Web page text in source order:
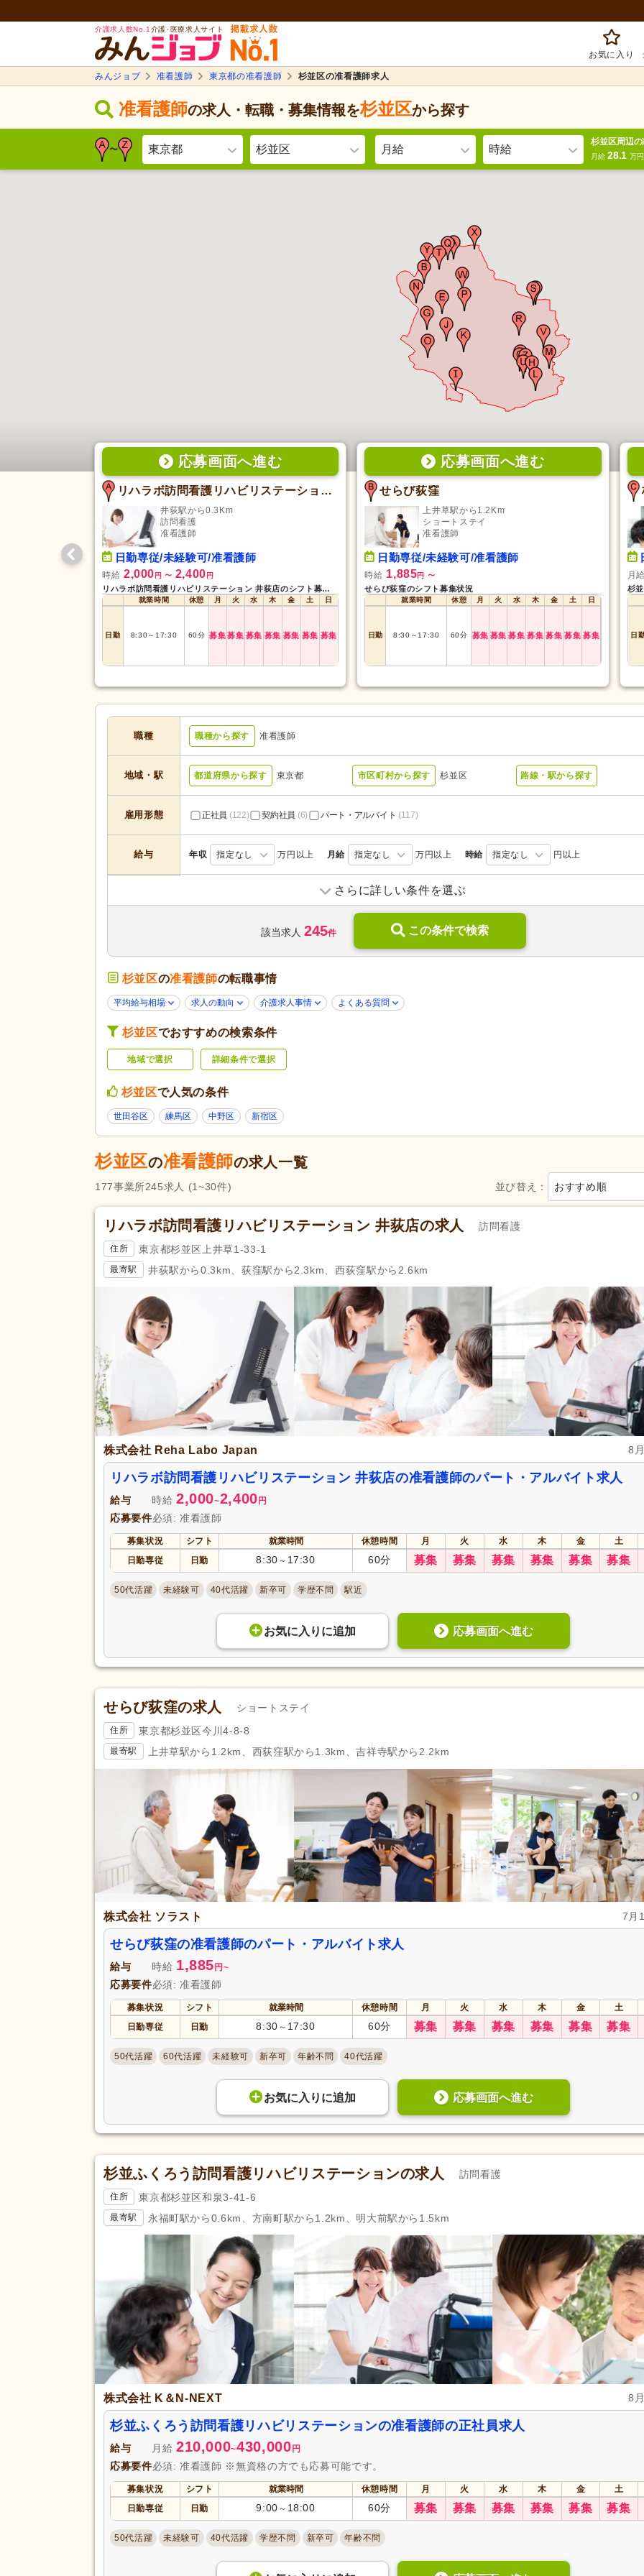
介護求人数No.1 介護･医療求人サイト
お気に入り
みんジョブ 准看護師 東京都の准看護師 杉並区の准看護師求人
准看護師の求人・転職・募集情報を杉並区から探す
〜 東京都 杉並区 月給 時給
杉並区周辺
月給 28.1万円
応募画面へ進む
リハラボ訪問看護リハビリステーション 井荻店
井荻駅から0.3Km
訪問看護
准看護師
日勤専従/未経験可/准看護師
時給 2,000 円 〜 2,400 円
リハラボ訪問看護リハビリステーション 井荻店のシフト募集状況
就業時間 休憩 月 火 水 木 金 土 日
日勤 8:30～ 17:30 60分 募集募集 募集 募集 募集 募集 募集
応募画面へ進む
せらび荻窪
上井草駅から1.2Km
ショートステイ
准看護師
日勤専従/未経験可/准看護師
時給 1,885円 〜
せらび荻窪のシフト募集状況
就業時間 休憩 月 火 水 木 金 土 日
日勤 8:30 ～ 17:30 60分 募集 募集 募集 募集 募集 募集 募集
月
日
職種 職種から探す 准看護師
地域・駅 都道府県から探す 東京都 市区町村から探す 杉並区 路線・駅から探す
雇用形態 正社員 (122) 契約社員 (6) パート・アルバイト (117)
給与 年収 指定なし 万円以上 月給 指定なし 万円以上 時給 指定なし 円以上
デイサービス(42)
小規模多機能型居宅介護(2) ショートステイ(2) 介護付き有料老人ホーム(14)
特別養護老人ホーム(13) 介護老人保健施設(2)
診療所・クリニック(98)
歯科診療所・技工所
応募条件・こ
未経験可(117) 新規オープン
子育てママパパ活躍
60代活躍(29)
掲載30日以内(62)
残業ほぼなし(224) 日勤のみ可(201)
夜勤のみ可 午後のみ可 (10)
週3日から可 (9) 週4日から可(2)
即日勤務可(25)
休日・休暇
(41) 週休2日 (23) 4週8休(17)
(9) 土日祝休み (25) 日曜休み(17)
年間休日110日以上 (16) 年間休日120日以上(10) 産休あり(232)
育休あり 介護休業 看護休暇 (21)
夏季休暇(30) 冬季休暇 年末年始休暇(30)
給与・手当
賞与あり(136) 社会保険完備(239) 研修制度あり (235)
企業年金(1)
退職金あり(79) 日・祝給与アップ (13) 住宅手当 (37)
資格取得支援あり
処遇改善手当
託児施設あり(19) 資格手当(29) 扶養控除内考慮あり(24)
扶養手当 再雇用制度あり(21) 正社員登用あり
副業可(32)
バイク通勤可(7)
さらに詳しい条件を選ぶ
該当求人 245件 この条件で検索
杉並区の准看護師の転職事情
平均給与相場 求人の動向 介護求人事情 よくある質問
杉並区でおすすめの検索条件
地域で選択 詳細条件で選択
杉並区で人気の条件
世田谷区 練馬区 中野区 新宿区
杉並区の准看護師の求人一覧
並び替え： おすすめ順
177事業所245求人 (1~30件)
リハラボ訪問看護リハビリステーション 井荻店の求人 訪問看護
住所 東京都杉並区上井草1-33-1
最寄駅 井荻駅から0.3km、荻窪駅から2.3km、西荻窪駅から2.6km
株式会社 Reha Labo Japan 8
リハラボ訪問看護リハビリステーション 井荻店の准看護師のパート・アルバイト求人
給与 時給 2,000~2,400 円
応募要件必須: 准看護師
募集状況 シフト 就業時間 休憩時間 月 火 水 木 金
土
日勤専従
日勤 8:30 ～ 17:30 60分 募集 募集 募集 募集 募集 募集
50代活躍 未経験可 40代活躍 新卒可 学歴不問 駅近
お気に入り に追加 応募画面へ進む
せらび荻窪の求人 ショートステイ
住所 東京都杉並区今川4-8-8
最寄駅 上井草駅から1.2km、西荻窪駅から1.3km、吉祥寺駅から2.2km
株式会社 ソラスト 7月
せらび荻窪の准看護師のパート・アルバイト求人
給与 時給 1,885 円 ~
応募要件必須: 准看護師
募集状況 シフト 就業時間 休憩時間 月 火 水 木 金
土
日勤専従
日勤 8:30 ～ 17:30 60分 募集 募集 募集 募集 募集 募集
50代活躍 60代活躍 未経験可 新卒可 年齢不問 40代活躍
お気に入り に追加 応募画面へ進む
杉並ふくろう訪問看護リハビリステーションの求人 訪問看護
住所 東京都杉並区和泉3-41-6
最寄駅 永福町駅から0.6km、方南町駅から1.2km、明大前駅から1.5km
株式会社 K＆N-NEXT 8
杉並ふくろう訪問看護リハビリステーションの准看護師の正社員求人
給与 月給 210,000~430,000 円
応募要件必須: 准看護師 ※無資格の方でも応募可能です。
募集状況 シフト 就業時間 休憩時間 月 火 水 木 金
土
日勤専従
日勤 9:00 ～ 18:00 60分 募集 募集 募集 募集 募集 募集
50代活躍 未経験可 40代活躍 学歴不問 新卒可 年齢不問